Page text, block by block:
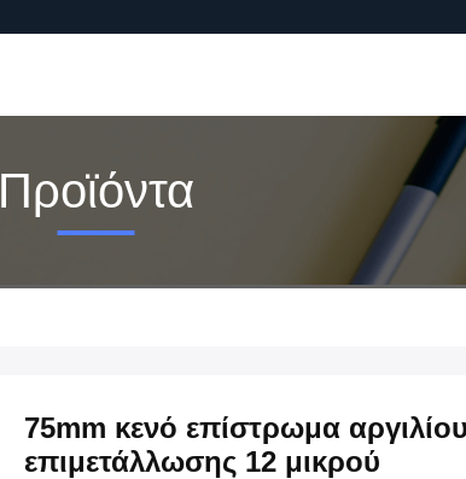
Προϊόντα
75mm κενό επίστρωμα
επιμετάλλωσης 12 μικρού